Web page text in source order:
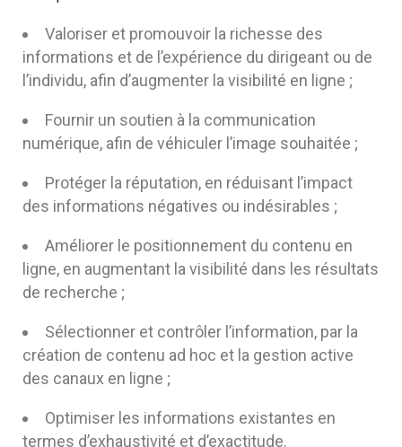
Valoriser et promouvoir la richesse des
informations et de l’expérience du dirigeant ou de
l’individu, afin d’augmenter la visibilité en ligne ;
Fournir un soutien à la communication
numérique, afin de véhiculer l’image souhaitée ;
Protéger la réputation, en réduisant l’impact
des informations négatives ou indésirables ;
Améliorer le positionnement du contenu en
ligne, en augmentant la visibilité dans les résultats
de recherche ;
Sélectionner et contrôler l’information, par la
création de contenu ad hoc et la gestion active
des canaux en ligne ;
Optimiser les informations existantes en
termes d’exhaustivité et d’exactitude.